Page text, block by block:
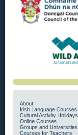
About
Irish Language Courses
Cultural Activity Holidays
Online Courses
Groups and Universities
Courses for Teachers